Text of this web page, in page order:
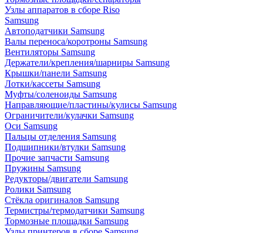
Узлы аппаратов в сборе Riso
Samsung
Автоподатчики Samsung
Валы переноса/коротроны Samsung
Вентиляторы Samsung
Держатели/крепления/шарниры Samsung
Крышки/панели Samsung
Лотки/кассеты Samsung
Муфты/соленоиды Samsung
Направляющие/пластины/кулисы Samsung
Ограничители/кулачки Samsung
Оси Samsung
Пальцы отделения Samsung
Подшипники/втулки Samsung
Прочие запчасти Samsung
Пружины Samsung
Редукторы/двигатели Samsung
Ролики Samsung
Стёкла оригиналов Samsung
Термистры/термодатчики Samsung
Тормозные площадки Samsung